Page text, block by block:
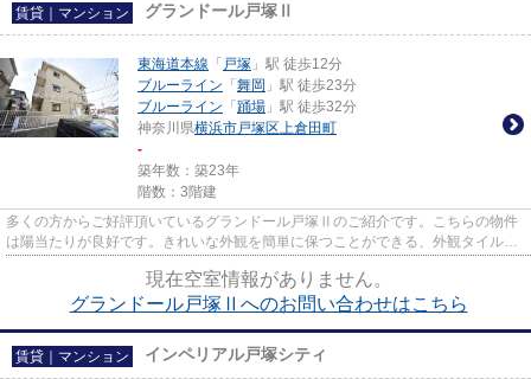
賃貸｜マンション グランドール戸塚Ⅱ
東海道本線 「 戸塚 」駅 徒歩12分
ブルーライン 「 舞岡 」駅 徒歩23分
ブルーライン 「 踊場 」駅 徒歩32分
神奈川県横浜市戸塚区上倉田町
-
築年数：築23年
階数：3階建
多くの方からご好評頂いているグランドール戸塚Ⅱのご紹介です。こちらの物件
は陽当たりが良好です。きれいな外観を簡単に保つことができる、外観タイル張
現在空室情報がありません。
グランドール戸塚Ⅱへのお問い合わせはこちら
賃貸｜マンション インペリアル戸塚シティ